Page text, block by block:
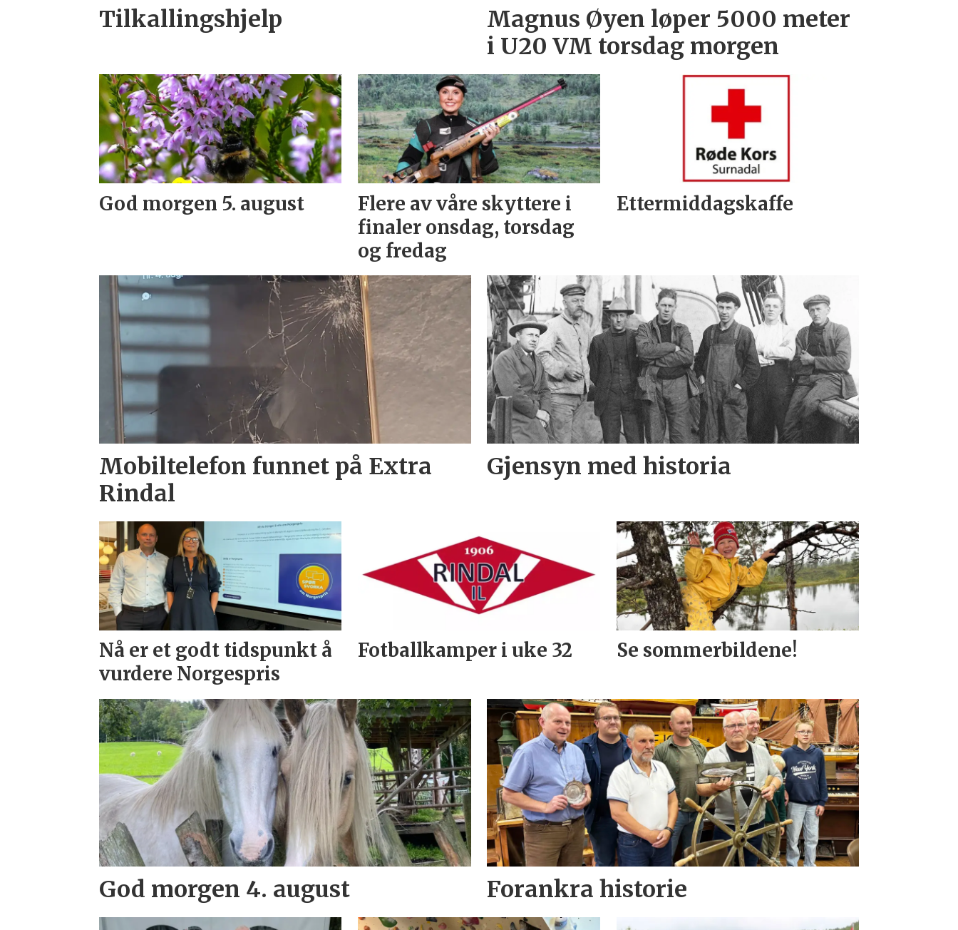
Tilkallingshjelp
Magnus Øyen løper 5000 meter
i U20 VM torsdag morgen
God morgen 5. august
Flere av våre skyttere i
finaler onsdag, torsdag
og fredag
Ettermiddagskaffe
Mobiltelefon funnet på Extra
Rindal
Gjensyn med historia
Nå er et godt tidspunkt å
vurdere Norgespris
Fotballkamper i uke 32 Se sommerbildene!
God morgen 4. august Forankra historie